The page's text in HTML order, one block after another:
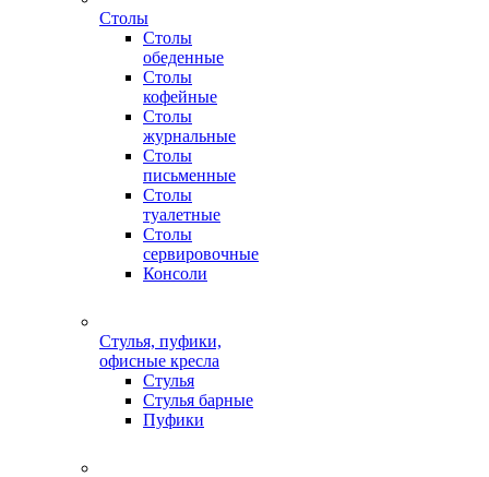
Столы
Столы
обеденные
Столы
кофейные
Столы
журнальные
Столы
письменные
Столы
туалетные
Столы
сервировочные
Консоли
Стулья, пуфики,
офисные кресла
Стулья
Стулья барные
Пуфики